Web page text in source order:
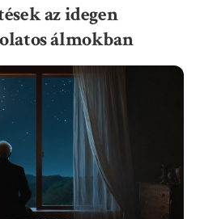
az idegen
álmokban